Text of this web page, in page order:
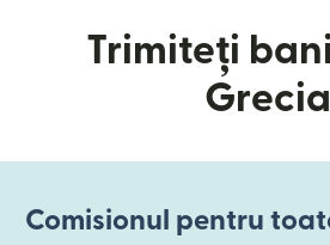
Trimiteți
Grecia
Comisionul pentru